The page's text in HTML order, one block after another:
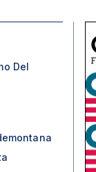
Del